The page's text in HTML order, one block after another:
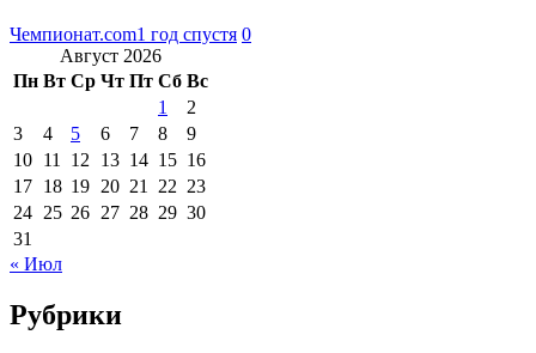
Чемпионат.com1 год спустя 0
Август 2026
Пн Вт Ср Чт Пт Сб Вс
1
2
3
4 5 6 7 8
9
10 11 12 13 14 15 16
17 18 19 20 21 22 23
24 25 26 27 28 29 30
31
« Июл
Рубрики